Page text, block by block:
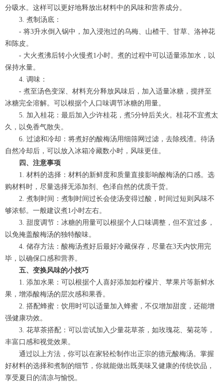
分吸水。这样可以更好地释放出材料中的风味和营养成分。
3. 煮制汤底：
- 将3升水倒入锅中，加入浸泡过的乌梅、山楂干、甘草、洛神花
和陈皮。
- 大火煮沸后转小火慢煮1小时。煮的过程中可以适量添加水，以
保持水量。
4. 调味：
- 煮至汤色变深、材料充分释放风味后，加入适量冰糖，搅拌至
冰糖完全溶解。可以根据个人口味调节冰糖的用量。
5. 加入桂花：最后加入少许桂花，煮5分钟后关火。桂花不宜煮太
久，以免香气散失。
6. 过滤和冷却：将煮好的酸梅汤用细筛网过滤，去除残渣。待汤
自然冷却后，可以放入冰箱冷藏数小时，风味更佳。
四、注意事项
1. 材料的选择：材料的新鲜度和质量直接影响酸梅汤的口感。选
购材料时，尽量选择无添加剂、色泽自然的优质干货。
2. 煮制时间：煮制时间过长会使汤变得过酸，时间过短则风味不
够浓郁。一般建议煮1小时左右。
3. 甜度调节：冰糖的用量可以根据个人口味调整，但不宜过多，
以免掩盖酸梅汤的独特酸味。
4. 储存方法：酸梅汤煮好后最好冷藏保存，尽量在3天内饮用完
毕，以确保口感和营养。
五、变换风味的小技巧
1. 添加水果：可以根据个人喜好添加如柠檬片、苹果片等新鲜水
果，增添酸梅汤的层次感和果香。
2. 搭配蜂蜜：饮用时可以适量加入蜂蜜，不仅增加甜度，还能增
强健康功效。
3. 花草茶搭配：可以尝试加入少量花草茶，如玫瑰花、菊花等，
丰富口感和视觉效果。
通过以上方法，你可以在家轻松制作出正宗的德元酸梅汤。掌握
好材料的选择和煮制的细节，你就能做出既美味又健康的传统饮品，
享受夏日的清凉与愉悦。